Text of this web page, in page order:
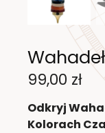
99,00 zł
Odkryj
Kolorach